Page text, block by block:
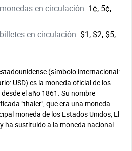
en circulación: 1¢, 5¢,
en circulación: $1, $2, $5,
(símbolo internacional:
USD) es la moneda oficial de los
el año 1861. Su nombre
"thaler", que era una moneda
moneda de los Estados Unidos, El
ha sustituido a la moneda nacional